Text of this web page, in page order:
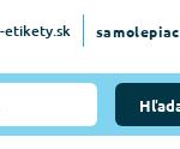
etikety.sk